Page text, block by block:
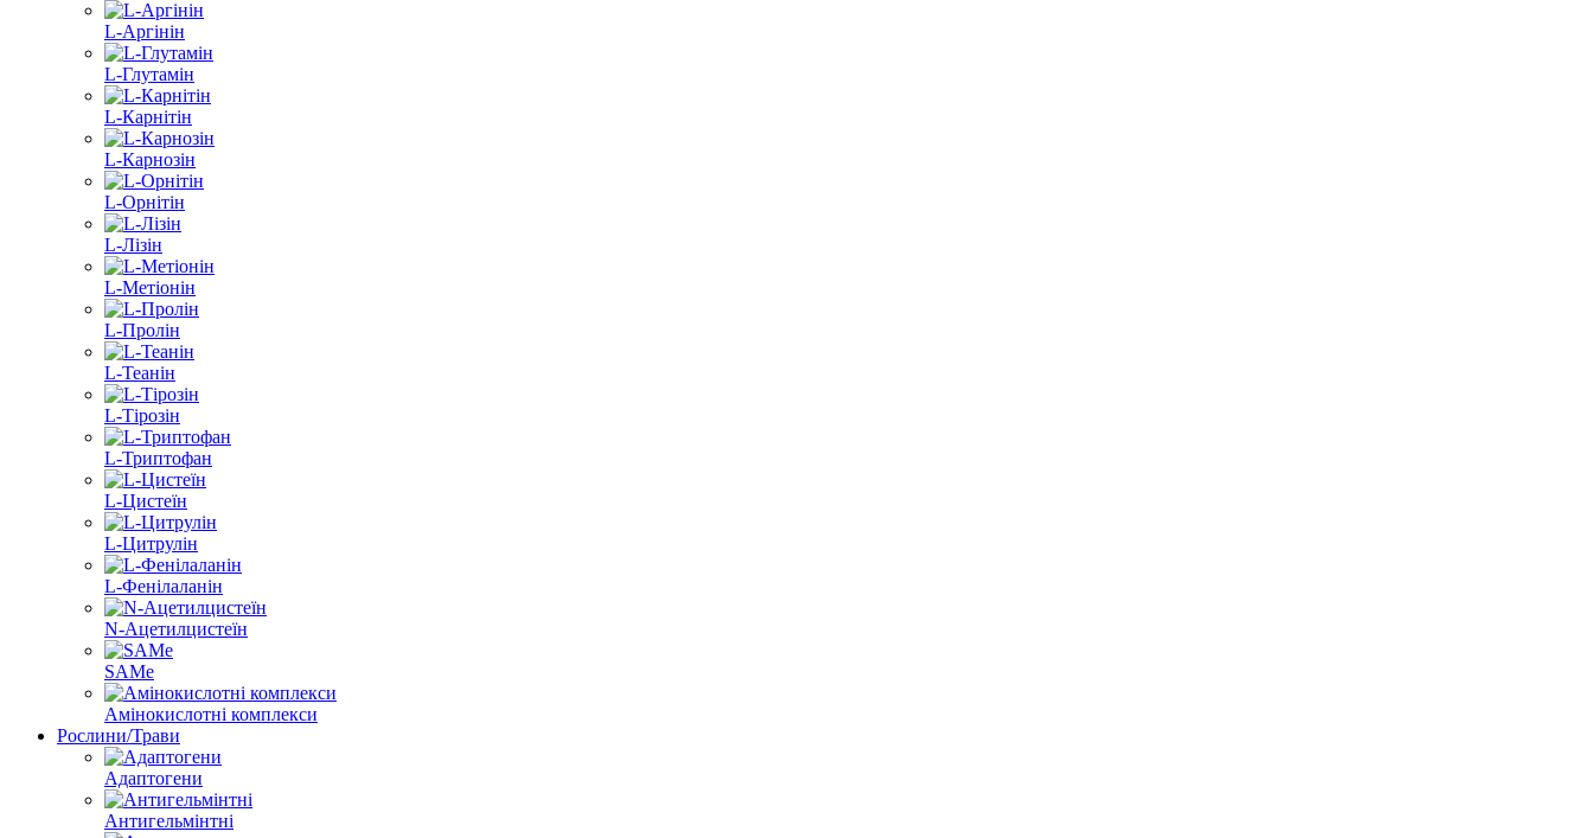
L-Аргінін
L-Глутамін
L-Карнітін
L-Карнозін
L-Орнітін
L-Лізін
L-Метіонін
L-Пролін
L-Теанін
L-Тірозін
L-Триптофан
L-Цистеїн
L-Цитрулін
L-Фенілаланін
N-Ацетилцистеїн
SAMe
Амінокислотні комплекси
Рослини/Трави
Адаптогени
Антигельмінтні